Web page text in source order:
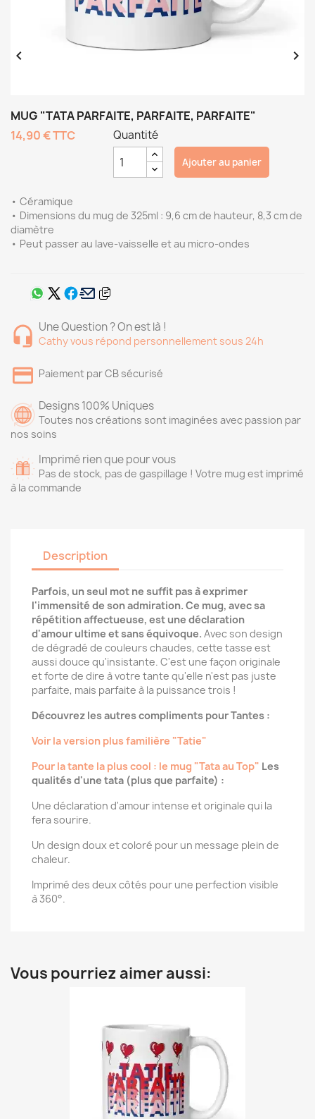
 
MUG "TATA PARFAITE, PARFAITE, PARFAITE"
14,90 €TTC
• Céramique
• Dimensions du mug de 325ml : 9,6 cm de hauteur, 8,3 cm de
diamètre
• Peut passer au lave-vaisselle et au micro-ondes
Quantité
Ajouter au panier
Une Question ? On est là !
Cathy vous répond personnellement sous 24h
Paiement par CB sécurisé
Designs 100% Uniques
Toutes nos créations sont imaginées avec passion par
nos soins
Imprimé rien que pour vous
Pas de stock, pas de gaspillage ! Votre mug est imprimé
à la commande
Description
Parfois, un seul mot ne suffit pas à exprimer
l'immensité de son admiration. Ce mug, avec sa
répétition affectueuse, est une déclaration
d'amour ultime et sans équivoque. Avec son design
de dégradé de couleurs chaudes, cette tasse est
aussi douce qu'insistante. C'est une façon originale
et forte de dire à votre tante qu'elle n'est pas juste
parfaite, mais parfaite à la puissance trois !
Découvrez les autres compliments pour Tantes :
Voir la version plus familière "Tatie"
Pour la tante la plus cool : le mug "Tata au Top" Les
qualités d'une tata (plus que parfaite) :
Une déclaration d'amour intense et originale qui la
fera sourire.
Un design doux et coloré pour un message plein de
chaleur.
Imprimé des deux côtés pour une perfection visible
à 360°.
Vous pourriez aimer aussi: